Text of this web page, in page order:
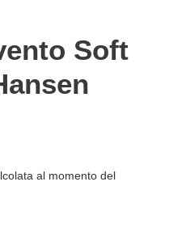
Soft
al momento del